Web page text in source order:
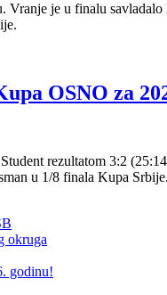
je u finalu
OSNO za
rezultatom 3:2
u 1/8 finala Kupa Srbije.
okruga
godinu!